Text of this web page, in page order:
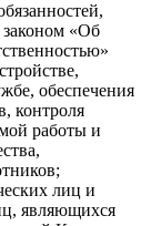
«Об
обеспечения
контроля
работы и
лиц и
являющихся